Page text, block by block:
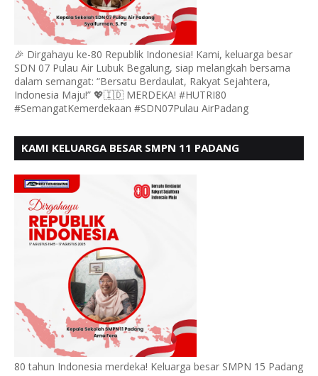
🎉 Dirgahayu ke-80 Republik Indonesia! Kami, keluarga besar
SDN 07 Pulau Air Lubuk Begalung, siap melangkah bersama
dalam semangat: “Bersatu Berdaulat, Rakyat Sejahtera,
Indonesia Maju!” 💖🇮🇩 MERDEKA! #HUTRI80
#SemangatKemerdekaan #SDN07Pulau AirPadang
KAMI KELUARGA BESAR SMPN 11 PADANG
BERDAULAT
80 tahun Indonesia merdeka! Keluarga besar SMPN 15 Padang